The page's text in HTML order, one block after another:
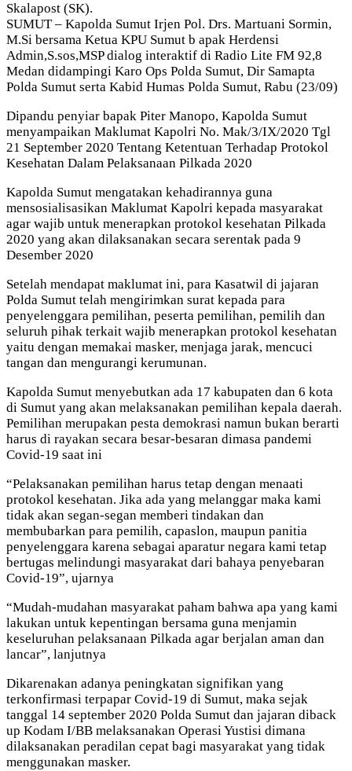
Skalapost (SK).
SUMUT – Kapolda Sumut Irjen Pol. Drs. Martuani Sormin,
M.Si bersama Ketua KPU Sumut b apak Herdensi
Admin,S.sos,MSP dialog interaktif di Radio Lite FM 92,8
Medan didampingi Karo Ops Polda Sumut, Dir Samapta
Polda Sumut serta Kabid Humas Polda Sumut, Rabu (23/09)
Dipandu penyiar bapak Piter Manopo, Kapolda Sumut
menyampaikan Maklumat Kapolri No. Mak/3/IX/2020 Tgl
21 September 2020 Tentang Ketentuan Terhadap Protokol
Kesehatan Dalam Pelaksanaan Pilkada 2020
Kapolda Sumut mengatakan kehadirannya guna
mensosialisasikan Maklumat Kapolri kepada masyarakat
agar wajib untuk menerapkan protokol kesehatan Pilkada
2020 yang akan dilaksanakan secara serentak pada 9
Desember 2020
Setelah mendapat maklumat ini, para Kasatwil di jajaran
Polda Sumut telah mengirimkan surat kepada para
penyelenggara pemilihan, peserta pemilihan, pemilih dan
seluruh pihak terkait wajib menerapkan protokol kesehatan
yaitu dengan memakai masker, menjaga jarak, mencuci
tangan dan mengurangi kerumunan.
Kapolda Sumut menyebutkan ada 17 kabupaten dan 6 kota
di Sumut yang akan melaksanakan pemilihan kepala daerah.
Pemilihan merupakan pesta demokrasi namun bukan berarti
harus di rayakan secara besar-besaran dimasa pandemi
Covid-19 saat ini
“Pelaksanakan pemilihan harus tetap dengan menaati
protokol kesehatan. Jika ada yang melanggar maka kami
tidak akan segan-segan memberi tindakan dan
membubarkan para pemilih, capaslon, maupun panitia
penyelenggara karena sebagai aparatur negara kami tetap
bertugas melindungi masyarakat dari bahaya penyebaran
Covid-19”, ujarnya
“Mudah-mudahan masyarakat paham bahwa apa yang kami
lakukan untuk kepentingan bersama guna menjamin
keseluruhan pelaksanaan Pilkada agar berjalan aman dan
lancar”, lanjutnya
Dikarenakan adanya peningkatan signifikan yang
terkonfirmasi terpapar Covid-19 di Sumut, maka sejak
tanggal 14 september 2020 Polda Sumut dan jajaran diback
up Kodam I/BB melaksanakan Operasi Yustisi dimana
dilaksanakan peradilan cepat bagi masyarakat yang tidak
menggunakan masker.